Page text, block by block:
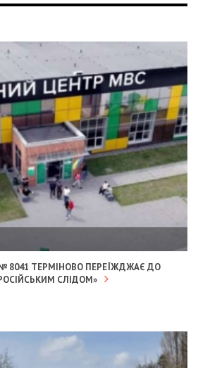
8041 ТЕРМІНОВО ПЕРЕЇЖДЖАЄ ДО
СЛІДОМ»